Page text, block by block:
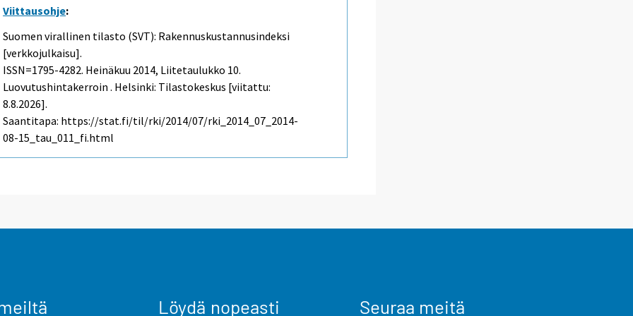
Viittausohje:
Suomen virallinen tilasto (SVT): Rakennuskustannusindeksi
[verkkojulkaisu].
ISSN=1795-4282. Heinäkuu 2014, Liitetaulukko 10.
Luovutushintakerroin . Helsinki: Tilastokeskus [viitattu:
8.8.2026].
Saantitapa: https://stat.fi/til/rki/2014/07/rki_2014_07_2014-
08-15_tau_011_fi.html
Löydä nopeasti Seuraa meitä